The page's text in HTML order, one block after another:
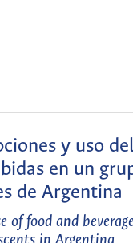
y uso
en un
de Argentina
of food and